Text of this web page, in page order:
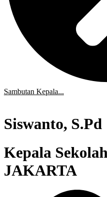
Sambutan Kepala...
Siswanto, S.Pd
Kepala
JAKARTA